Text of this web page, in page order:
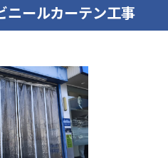
ニールカーテン工事